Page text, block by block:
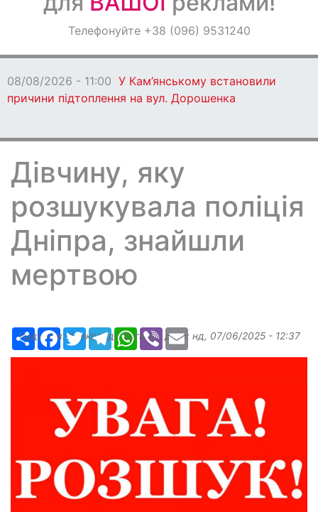
ОголошенняТелефонуйте +38 (096) 9531240
08/08/2026 - 11:00 У Кам’янському встановили
причини підтоплення на вул. Дорошенка
Дівчину, яку
розшукувала поліція
Дніпра, знайшли
мертвою
РесурсFacebook
TwitterTelegramWhatsApp
ViberEmail
Надіслав:Александр Бугаев, дата: нд, 07/06/2025 - 12:37